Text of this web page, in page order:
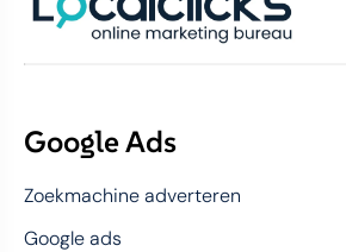
Google Ads
Zoekmachine adverteren
Google ads